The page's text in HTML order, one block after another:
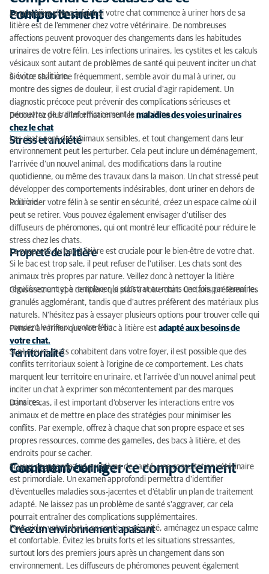
Comprendre les causes de ce comportement
Comment corriger ce comportement
comportement
Problèmes de santé
La première chose à faire si votre chat commence à uriner hors de sa
litière est de l'emmener chez votre vétérinaire. De nombreuses
affections peuvent provoquer des changements dans les habitudes
urinaires de votre félin. Les infections urinaires, les cystites et les calculs
vésicaux sont autant de problèmes de santé qui peuvent inciter un chat
à éviter sa litière.
Si votre chat urine fréquemment, semble avoir du mal à uriner, ou
montre des signes de douleur, il est crucial d'agir rapidement. Un
diagnostic précoce peut prévenir des complications sérieuses et
permettra de traiter efficacement le problème.
Découvrez plus d'information sur les maladies des voies urinaires
chez le chat
Stress et anxiété
Les chats sont des animaux sensibles, et tout changement dans leur
environnement peut les perturber. Cela peut inclure un déménagement,
l’arrivée d’un nouvel animal, des modifications dans la routine
quotidienne, ou même des travaux dans la maison. Un chat stressé peut
développer des comportements indésirables, dont uriner en dehors de
la litière.
Pour aider votre félin à se sentir en sécurité, créez un espace calme où il
peut se retirer. Vous pouvez également envisager d'utiliser des
diffuseurs de phéromones, qui ont montré leur efficacité pour réduire le
stress chez les chats.
Propreté de la litière
La propreté du bac à litière est cruciale pour le bien-être de votre chat.
Si le bac est trop sale, il peut refuser de l'utiliser. Les chats sont des
animaux très propres par nature. Veillez donc à nettoyer la litière
régulièrement et à remplacer le substrat au moins une fois par semaine.
Choisissez un type de litière qui plaît à votre chat. Certains préfèrent les
granulés agglomérant, tandis que d'autres préfèrent des matériaux plus
naturels. N'hésitez pas à essayer plusieurs options pour trouver celle qui
convient le mieux à votre félin.
Pensez à vérifier que votre bac à litière est adapté aux besoins de
votre chat.
Territorialité
Si plusieurs chats cohabitent dans votre foyer, il est possible que des
conflits territoriaux soient à l’origine de ce comportement. Les chats
marquent leur territoire en urinaire, et l'arrivée d'un nouvel animal peut
inciter un chat à exprimer son mécontentement par des marques
urinaires.
Dans ce cas, il est important d'observer les interactions entre vos
animaux et de mettre en place des stratégies pour minimiser les
conflits. Par exemple, offrez à chaque chat son propre espace et ses
propres ressources, comme des gamelles, des bacs à litière, et des
endroits pour se cacher.
Comment corriger ce comportement
Consultation vétérinaire
Si vous soupçonnez un problème de santé, une consultation vétérinaire
est primordiale. Un examen approfondi permettra d'identifier
d'éventuelles maladies sous-jacentes et d'établir un plan de traitement
adapté. Ne laissez pas un problème de santé s'aggraver, car cela
pourrait entraîner des complications supplémentaires.
Créez un environnement apaisant
Pour aider votre chat à se sentir en sécurité, aménagez un espace calme
et confortable. Évitez les bruits forts et les situations stressantes,
surtout lors des premiers jours après un changement dans son
environnement. Les diffuseurs de phéromones peuvent également